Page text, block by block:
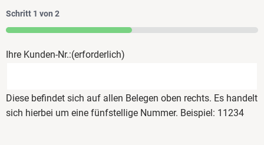
Schritt 1 von 2
50%
Ihre Kunden-Nr.:(erforderlich)
Diese befindet sich auf allen Belegen oben rechts. Es handelt
sich hierbei um eine fünfstellige Nummer. Beispiel: 11234